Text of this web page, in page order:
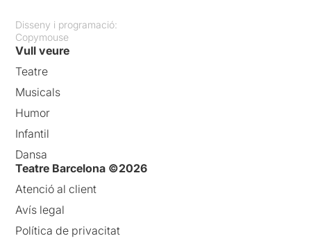
Disseny i programació:
Copymouse
Vull veure
Teatre
Musicals
Humor
Infantil
Dansa
Teatre Barcelona ©2026
Atenció al client
Avís legal
Política de privacitat